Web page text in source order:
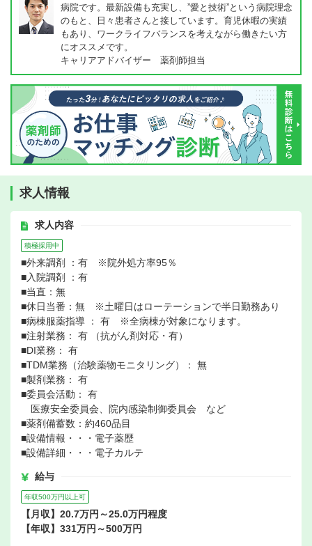
病院です。最新設備も充実し、”愛と技術”という病院理念
のもと、日々患者さんと接しています。育児休暇の実績
もあり、ワークライフバランスを考えながら働きたい方
にオススメです。
キャリアアドバイザー 薬剤師担当
求人情報
求人内容
積極採用中
■外来調剤 ：有 ※院外処方率95％
■入院調剤 ：有
■当直：無
■休日当番：無 ※土曜日はローテーションで半日勤務あり
■病棟服薬指導 ： 有 ※全病棟が対象になります。
■注射業務： 有 （抗がん剤対応・有）
■DI業務： 有
■TDM業務（治験薬物モニタリング）： 無
■製剤業務： 有
■委員会活動： 有
医療安全委員会、院内感染制御委員会 など
■薬剤備蓄数：約460品目
■設備情報・・・電子薬歴
■設備詳細・・・電子カルテ
給与
年収500万円以上可
【月収】20.7万円～25.0万円程度
【年収】331万円～500万円